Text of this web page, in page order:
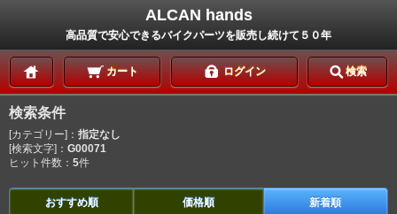
ALCAN hands
高品質で安心できるバイクパーツを販売し続けて５０年
カート ログイン 検索
検索条件
[カテゴリー]： 指定なし
[検索文字]： G00071
ヒット件数： 5件
おすすめ順 価格順 新着順